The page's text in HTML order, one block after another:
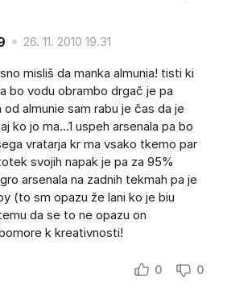
26. 11. 2010 19.31
misliš da manka almunia! tisti ki
bo vodu obrambo drgač je pa
almunie sam rabu je čas da je
ko jo ma...1 uspeh arsenala pa bo
vratarja kr ma vsako tkemo par
svojih napak je pa za 95%
arsenala na zadnih tekmah pa je
(to sm opazu že lani ko je biu
da se to ne opazu on
k kreativnosti!
0 0